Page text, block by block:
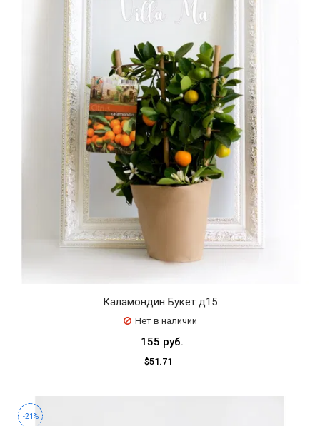
Каламондин Букет д15
Нет в наличии
155 руб.
$51.71
-21%